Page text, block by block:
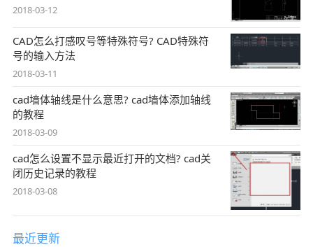
2018-03-12
CAD怎么打感叹号等特殊符号? CAD特殊符
号的输入方法
2018-03-11
cad墙体轴线是什么意思? cad墙体添加轴线
的教程
2018-03-09
cad怎么设置不显示最近打开的文档? cad关
闭历史记录的教程
2018-03-08
最近更新